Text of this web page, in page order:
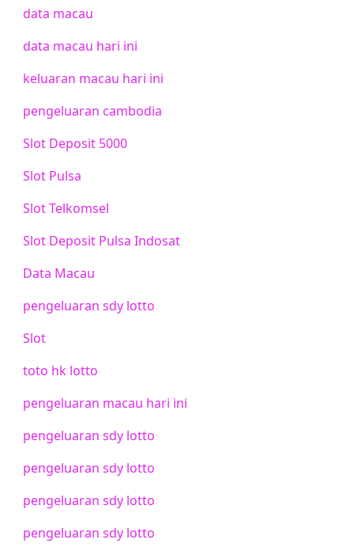
data macau
data macau hari ini
keluaran macau hari ini
pengeluaran cambodia
Slot Deposit 5000
Slot Pulsa
Slot Telkomsel
Slot Deposit Pulsa Indosat
Data Macau
pengeluaran sdy lotto
Slot
toto hk lotto
pengeluaran macau hari ini
pengeluaran sdy lotto
pengeluaran sdy lotto
pengeluaran sdy lotto
pengeluaran sdy lotto